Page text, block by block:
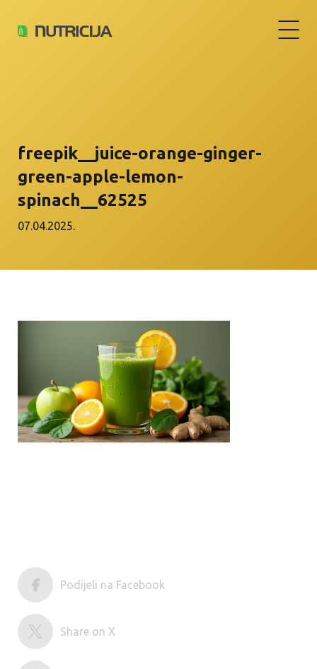
freepik__juice-orange-ginger-
green-apple-lemon-
spinach__62525
07.04.2025.
Podijeli na Facebook
Share on X